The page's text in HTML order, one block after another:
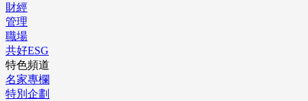
財經
管理
職場
共好ESG
特色頻道
名家專欄
特別企劃